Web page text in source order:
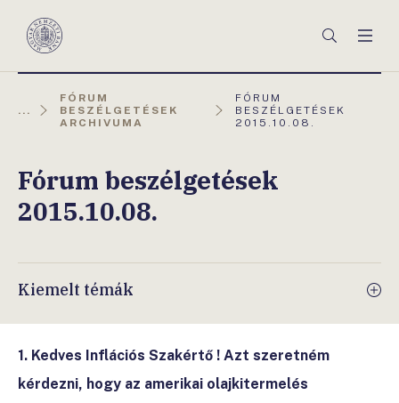
Magyar
Keresés
...
FÓRUM
BESZÉLGETÉSEK
ARCHIVUMA
AKTUÁLIS
OLDAL:
FÓRUM
BESZÉLGETÉSEK
2015.10.08.
Fórum beszélgetések
2015.10.08.
Kiemelt témák
1. Kedves Inflációs Szakértő ! Azt szeretném
kérdezni, hogy az amerikai olajkitermelés